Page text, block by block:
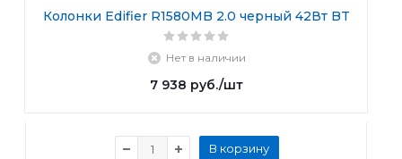
Колонки Edifier R1580MB 2.0 черный 42Вт BT
Нет в наличии
7 938 руб./шт
В корзину